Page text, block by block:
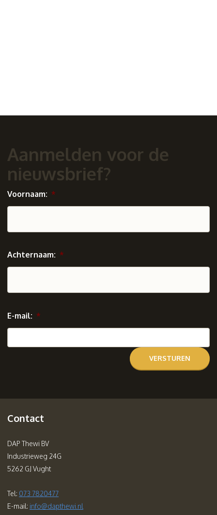
Aanmelden voor de
nieuwsbrief?
Voornaam: *
Achternaam: *
E-mail: *
Contact
DAP Thewi BV
Industrieweg 24G
5262 GJ Vught
Tel: 073 7820477
E-mail: info@dapthewi.nl